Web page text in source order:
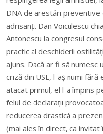
DNA de arestări
adrisanți. Dan Voiculescu
Antonescu la congresul
practic al deschiderii
ajuns. Dacă ar fi să numesc
criză din USL, l-aș numi fără
atacat primul, el l-a împins
felul de declarații
reducerea drastică a
(mai ales în direct, ca